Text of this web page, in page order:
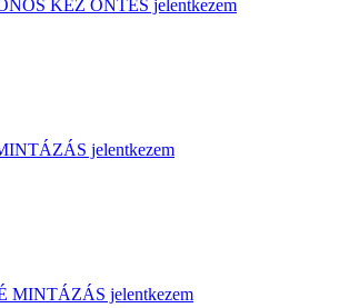
KÉZ ÖNTÉS jelentkezem
jelentkezem
MINTÁZÁS jelentkezem